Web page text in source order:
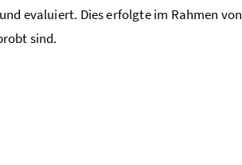
evaluiert. Dies erfolgte im Rahmen von
sind.